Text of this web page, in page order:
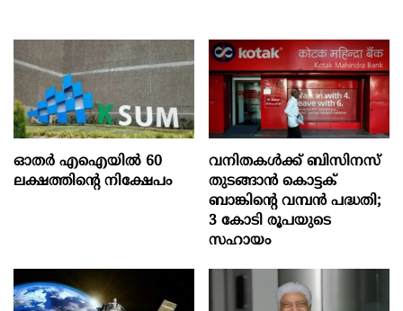
ഓതര്‍ എഐയില്‍ 60
ലക്ഷത്തിന്റെ നിക്ഷേപം
വനിതകൾക്ക് ബിസിനസ്
തുടങ്ങാൻ കൊട്ടക്
ബാങ്കിൻ്റെ വമ്പൻ പദ്ധതി;
3 കോടി രൂപയുടെ
സഹായം